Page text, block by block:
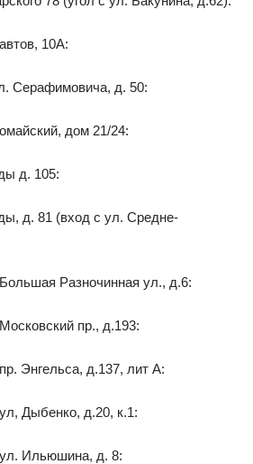
10А:
Серафимовича, д. 50:
дом 21/24:
д. 105:
д. 81 (вход с ул. Средне-
Большая Разночинная ул., д.6:
пр., д.193:
Энгельса, д.137, лит А:
Дыбенко, д.20, к.1:
ул. Ильюшина, д. 8: